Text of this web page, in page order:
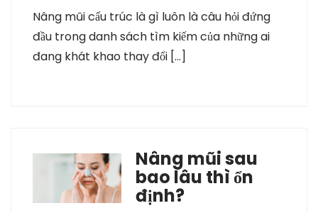
Nâng mũi cấu trúc là gì luôn là câu hỏi đứng
đầu trong danh sách tìm kiếm của những ai
đang khát khao thay đổi […]
Nâng mũi sau
bao lâu thì ổn
định?